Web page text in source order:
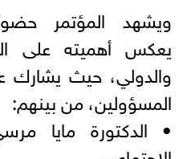
ويشهد المؤتمر
يعكس أهميته على
والدولي، حيث يشارك
المسؤولين، من بينهم:
• الدكتورة مايا